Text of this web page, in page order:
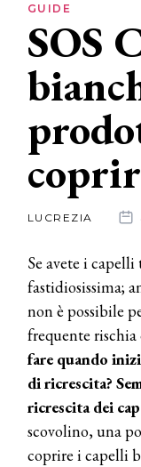
Lifestyle
News
News
dalle
GUIDE
SOS
LUCREZIA
Se avete i
fastidiosissima;
non è possibile
frequente
fare quando
di ricrescita?
ricrescita dei
scovolino, una
coprire i capelli